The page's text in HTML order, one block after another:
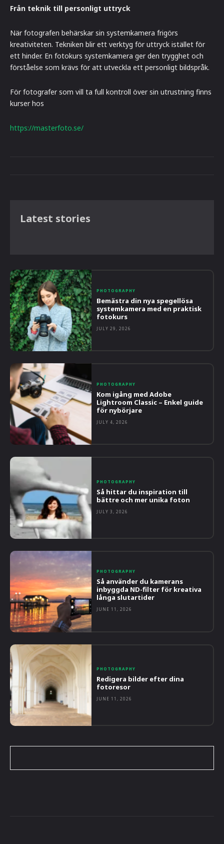
Från teknik till personligt uttryck
När fotografen behärskar sin systemkamera frigörs
kreativiteten. Tekniken blir ett verktyg för uttryck istället för
ett hinder. En fotokurs systemkamera ger den trygghet och
förståelse som krävs för att utveckla ett personligt bildspråk.
För fotografer som vill ta full kontroll över sin utrustning finns
kurser hos
https://masterfoto.se/
Latest stories
PHOTOGRAPHY
Bemästra din nya spegellösa
systemkamera med en praktisk
fotokurs
JULY 29, 2026
PHOTOGRAPHY
Kom igång med Adobe
Lightroom Classic – Enkel guide
för nybörjare
JULY 4, 2026
PHOTOGRAPHY
Så hittar du inspiration till
bättre och mer unika foton
JULY 3, 2026
PHOTOGRAPHY
Så använder du kamerans
inbyggda ND-filter för kreativa
långa slutartider
JUNE 11, 2026
PHOTOGRAPHY
Redigera bilder efter dina
fotoresor
JUNE 11, 2026